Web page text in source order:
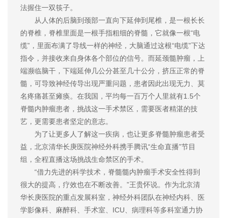
法握住一双筷子。
从人体的后脑到颈部一直向下延伸到尾椎，是一根长长
的脊椎，脊椎里面是一根手指粗细的脊髓，它就像一根“电
缆”，里面布满了导线一样的神经，大脑通过这根“电缆”下达
指令，并接收来自身体各个部位的信号。而延颈髓肿瘤，上
端濒临脑干，下端延伸几公分甚至几十公分，挤压正常的脊
髓，可导致神经传导出现严重问题，患者因此出现无力、莫
名疼痛甚至瘫痪。在我国，平均每一百万个人里就有1.5个
脊髓内肿瘤患者，挑战这一手术禁区，需要医者精湛的技
艺，更需要患者坚定的意志。
为了让更多人了解这一疾病，也让更多脊髓肿瘤患者受
益，北京清华长庚医院神经外科携手腾讯“生命直播”节目
组，全程直播这场挑战生命禁区的手术。
“借力先进的科学技术，脊髓髓内肿瘤手术安全性得到
很大的提高，疗效也在不断改善。”王贵怀说。作为北京清
华长庚医院的重点发展科室，神经外科团队在神经内科、医
学影像科、麻醉科、手术室、ICU、病理科等多科室通力协